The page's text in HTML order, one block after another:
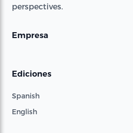
perspectives.
Empresa
Ediciones
Spanish
English